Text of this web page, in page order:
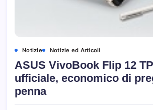
Notizie Notizie ed Articoli
ASUS VivoBook Flip 12
ufficiale, economico di
penna